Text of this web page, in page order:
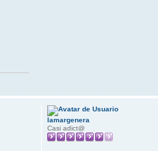
lamargenera
Casi adict@